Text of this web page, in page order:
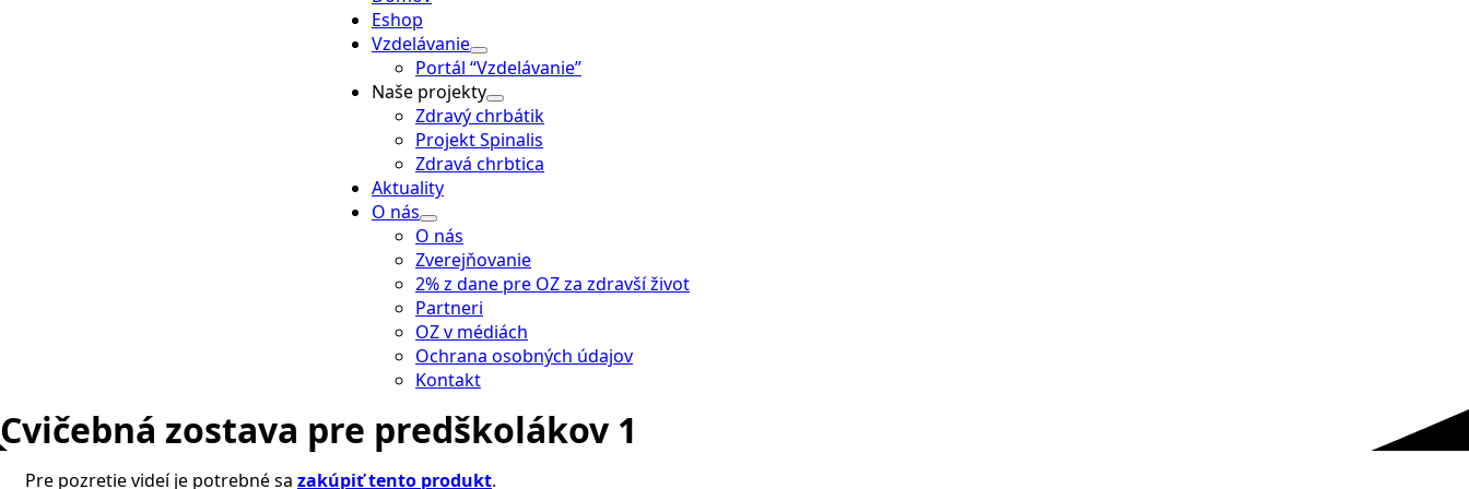
Eshop
Vzdelávanie
Portál “Vzdelávanie”
Naše projekty
Zdravý chrbátik
Projekt Spinalis
Zdravá chrbtica
Aktuality
O nás
O nás
Zverejňovanie
2% z dane pre OZ za zdravší život
Partneri
OZ v médiách
Ochrana osobných údajov
Kontakt
Cvičebná zostava pre predškolákov 1
Pre pozretie videí je potrebné sa zakúpiť tento produkt.